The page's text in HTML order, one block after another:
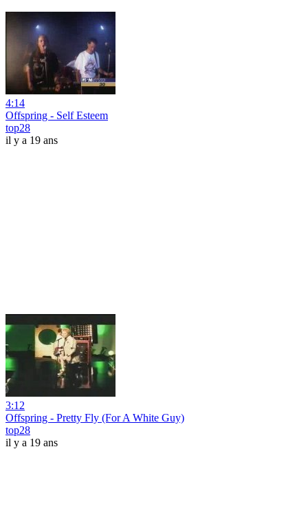
4:14
Offspring - Self Esteem
top28
il y a 19 ans
3:12
Offspring - Pretty Fly (For A White Guy)
top28
il y a 19 ans